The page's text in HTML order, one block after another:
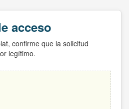
acceso
confirme que la solicitud
legítimo.